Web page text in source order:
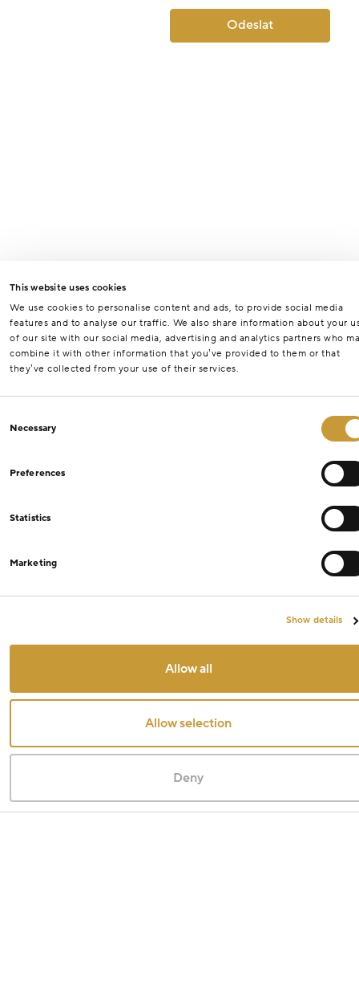
This website uses cookies
We use cookies to personalise content and ads, to provide social media
features and to analyse our traffic. We also share information about your
of our site with our social media, advertising and analytics partners who
combine it with other information that you’ve provided to them or that
they’ve collected from your use of their services.
Selection
Necessary
Preferences
Statistics
Marketing
Show details
Allow all
Allow selection
Deny
Odeslat